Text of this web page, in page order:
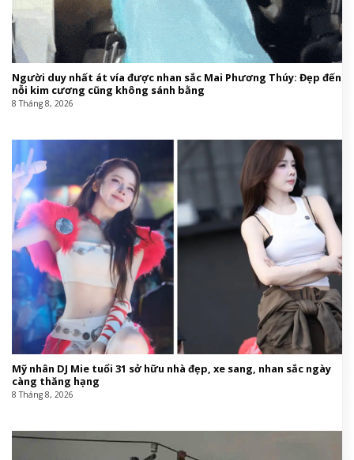
Người duy nhất át vía được nhan sắc Mai Phương Thúy: Đẹp đến
nỗi kim cương cũng không sánh bằng
8 Tháng 8, 2026
Mỹ nhân DJ Mie tuổi 31 sở hữu nhà đẹp, xe sang, nhan sắc ngày
càng thăng hạng
8 Tháng 8, 2026